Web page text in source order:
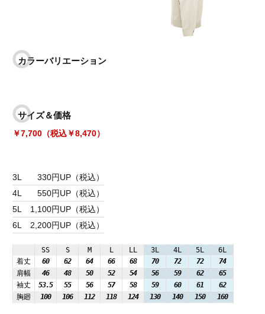
カラーバリエーション
サイズ＆価格
￥7,700（税込￥8,470）
3L
330円UP（税込）
4L
550円UP（税込）
5L
1,100円UP（税込）
6L
2,200円UP（税込）
SS S M L LL 3L 4L 5L
6L
着丈
60 62 64 66 68 70 72 72
74
肩幅
46 48 50 52 54 56 59 62
65
袖丈
53.5 55 56 57 58 59 60 61
62
胸廻
100 106 112 118 124 130 140 150 160